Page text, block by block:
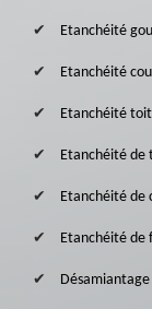
Etanchéité
Etanchéité
Etanchéité
Etanchéité de
Etanchéité de
Etanchéité de